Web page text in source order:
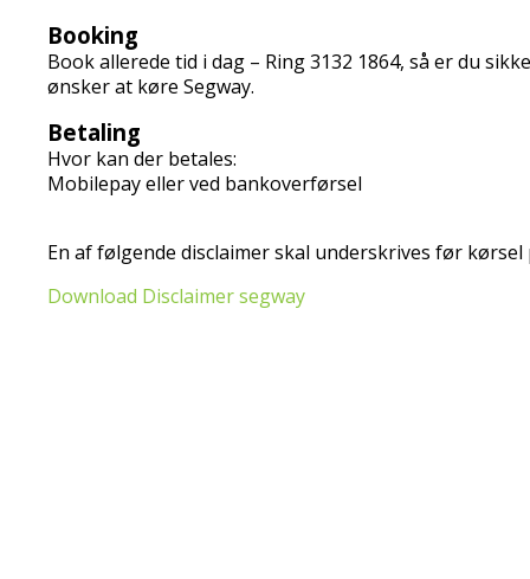
Booking
Book allerede tid i dag – Ring 3132 1864, så er du
ønsker at køre Segway.
Betaling
Hvor kan der betales:
Mobilepay eller ved bankoverførsel
En af følgende disclaimer skal underskrives før kørsel
Download Disclaimer segway